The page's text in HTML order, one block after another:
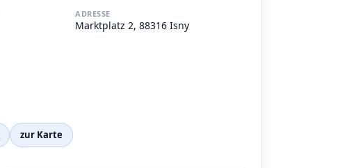
ADRESSE
Marktplatz 2, 88316 Isny
zur Karte